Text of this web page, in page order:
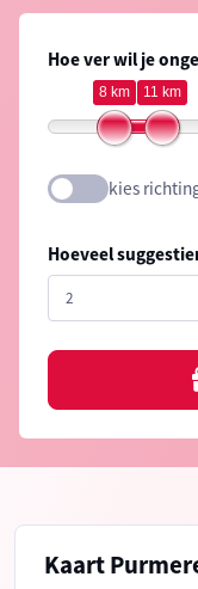
Hoe ver wil je
8 km 11 km
kies
Hoeveel
Kaart